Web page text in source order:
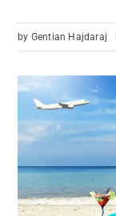
by Gentian Hajdaraj